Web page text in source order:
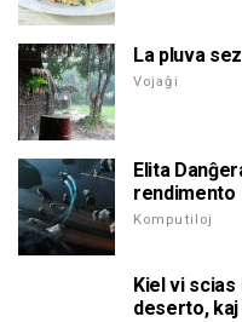
La pluva
Vojaĝi
Elita
rendimento
Komputiloj
Kiel vi
deserto,